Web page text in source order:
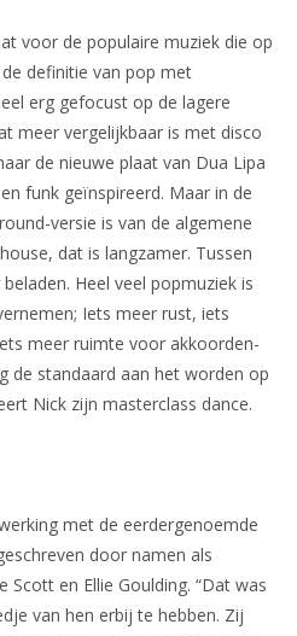
voor de populaire muziek die op
definitie van pop met
erg gefocust op de lagere
meer vergelijkbaar is met disco
de nieuwe plaat van Dua Lipa
funk geïnspireerd. Maar in de
versie is van de algemene
dat is langzamer. Tussen
Heel veel popmuziek is
Iets meer rust, iets
meer ruimte voor akkoorden-
de standaard aan het worden op
Nick zijn masterclass dance.
met de eerdergenoemde
door namen als
Scott en Ellie Goulding. “Dat was
van hen erbij te hebben. Zij